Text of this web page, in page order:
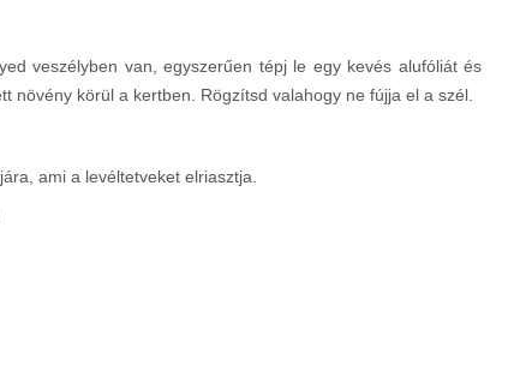
veszélyben van, egyszerűen tépj le egy kevés alufóliát és
növény körül a kertben. Rögzítsd valahogy ne fújja el a szél.
ami a levéltetveket elriasztja.